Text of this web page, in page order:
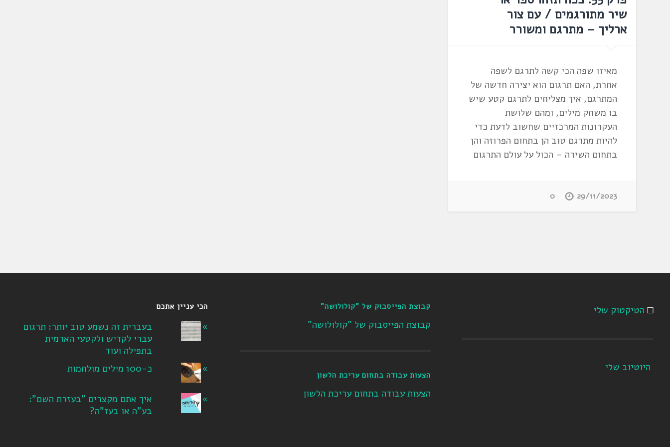
שיר מתורגמים / עם צור
ארליך – מתרגם ומשורר
מאיזו שפה הכי קשה לתרגם לשפה
אחרת, האם תרגום הוא יצירה חדשה של
המתרגם, איך מצליחים לתרגם קטע שיש
בו משחק מילים, ומהם שלושת
העקרונות המרכזיים שחשוב לדעת כדי
להיות מתרגם טוב הן בתחום הפרוזה והן
בתחום השירה – הכול על עולם התרגום
29/11/2023
0
הטיקטוק שלי
היוטיוב שלי
קבוצת הפייסבוק של "קולולושה"
קבוצת הפייסבוק של "קולולושה"
הצעות עבודה בתחום עריכת הלשון
הצעות עבודה בתחום עריכת הלשון
הכי עניין אתכם
בעברית זה נשמע טוב יותר: תרגום
עברי לקדיש ולקטעי הארמית
בתפילה ועוד
כ-100 מילים מולחמות
איך אתם מקצרים "בעזרת השם":
בע"ה או בעז"ה?